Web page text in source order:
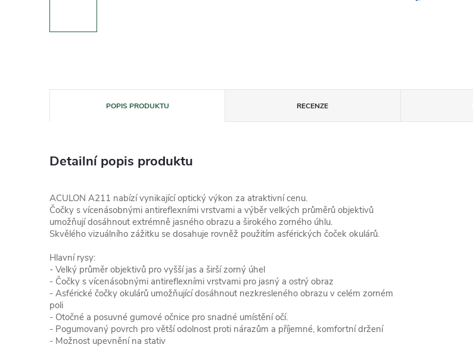
POPIS PRODUKTU RECENZE
Detailní popis produktu
ACULON A211 nabízí vynikající optický výkon za atraktivní cenu.
Čočky s vícenásobnými antireflexními vrstvami a výběr velkých průměrů objektivů
umožňují dosáhnout extrémně jasného obrazu a širokého zorného úhlu.
Skvělého vizuálního zážitku se dosahuje rovněž použitím asférických čoček okulárů.
Hlavní rysy:
- Velký průměr objektivů pro vyšší jas a širší zorný úhel
- Čočky s vícenásobnými antireflexními vrstvami pro jasný a ostrý obraz
- Asférické čočky okulárů umožňující dosáhnout nezkresleného obrazu v celém zorném
poli
- Otočné a posuvné gumové očnice pro snadné umístění očí.
- Pogumovaný povrch pro větší odolnost proti nárazům a příjemné, komfortní držení
- Možnost upevnění na stativ